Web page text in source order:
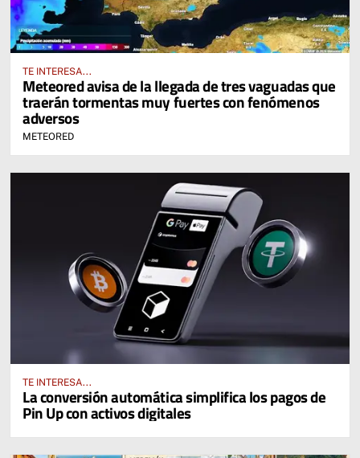
TE INTERESA...
Meteored avisa de la llegada de tres vaguadas que
traerán tormentas muy fuertes con fenómenos
adversos
METEORED
TE INTERESA...
La conversión automática simplifica los pagos de
Pin Up con activos digitales